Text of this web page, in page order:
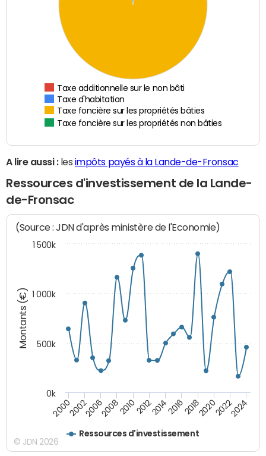
Taxe additionnelle sur le non bâti
Taxe d'habitation
Taxe foncière sur les propriétés bâties
Taxe foncière sur les propriétés non bâties
A lire aussi :les impôts payés à la Lande-de-Fronsac
Ressources d'investissement de la Lande-
de-Fronsac
Montants (€)
(Source : JDN d'après ministère de l'Economie)
Ressources d'investissement
200020022006200820102012201420162018202020222024
0k
500k
1 000k
1 500k
© JDN 2026